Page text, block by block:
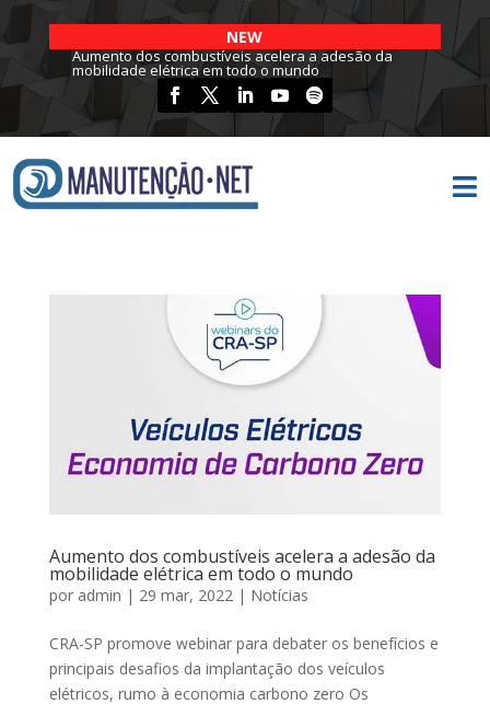
NEW
Aumento dos combustíveis acelera a adesão da
mobilidade elétrica em todo o mundo

Aumento dos combustíveis acelera a adesão da
mobilidade elétrica em todo o mundo
por admin | 29 mar, 2022| Notícias
CRA-SP promove webinar para debater os benefícios e
principais desafios da implantação dos veículos
elétricos, rumo à economia carbono zero Os